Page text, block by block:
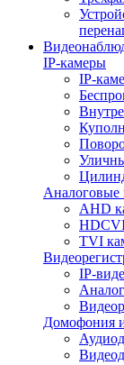
IP-камеры
IP-
Аналоговые
AHD
TVI
IP-
Домофония